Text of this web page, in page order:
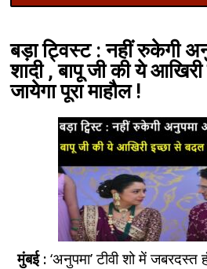
बड़ा ट्विस्ट : नहीं रुकेगी
शादी , बापू जी की ये
जायेगा पूरा माहौल !
मुंबई : ‘अनुपमा’ टीवी शो में जबरदस्त